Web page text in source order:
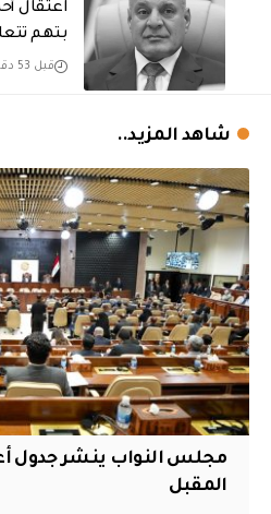
اعتقال
بتهم
قبل 53 دقيقة
شاهد المزيد..
مجلس النواب ينشر جدول
المقبل